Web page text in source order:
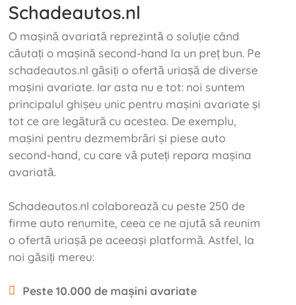
Schadeautos.nl
O mașină avariată reprezintă o soluție când
căutați o mașină second-hand la un preț bun. Pe
schadeautos.nl găsiți o ofertă uriașă de diverse
mașini avariate. Iar asta nu e tot: noi suntem
principalul ghișeu unic pentru mașini avariate și
tot ce are legătură cu acestea. De exemplu,
mașini pentru dezmembrări și piese auto
second-hand, cu care vă puteți repara mașina
avariată.
Schadeautos.nl colaborează cu peste 250 de
firme auto renumite, ceea ce ne ajută să reunim
o ofertă uriașă pe aceeași platformă. Astfel, la
noi găsiți mereu:
Peste 10.000 de mașini avariate